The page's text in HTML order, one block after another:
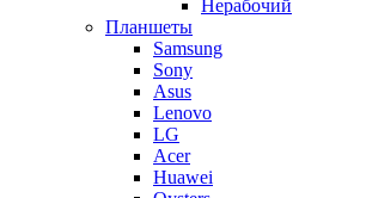
Нерабочий
Планшеты
Samsung
Sony
Asus
Lenovo
LG
Acer
Huawei